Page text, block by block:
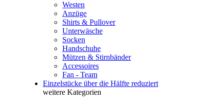
Westen
Anzüge
Shirts & Pullover
Unterwäsche
Socken
Handschuhe
Mützen & Stirnbänder
Accessoires
Fan - Team
Einzelstücke über die Hälfte reduziert
weitere Kategorien